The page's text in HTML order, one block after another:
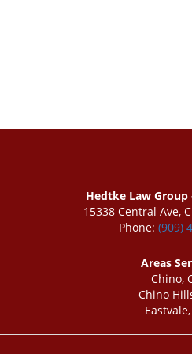
Hedtke Law Group
15338 Central Ave,
Phone: (909)
Areas
Chino,
Chino